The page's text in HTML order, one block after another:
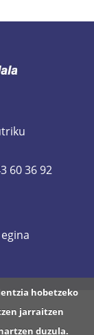
hobetzeko
jarraitzen
duzula.
60 36 92